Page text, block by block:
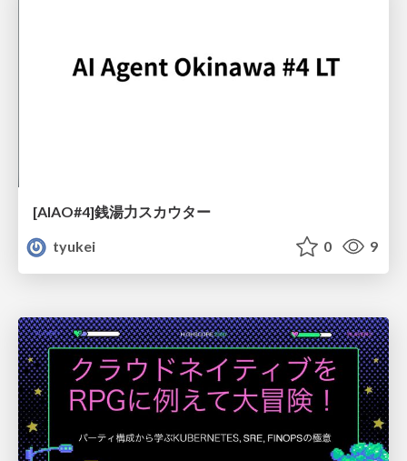
[AIAO#4]銭湯力スカウター
tyukei
0 9